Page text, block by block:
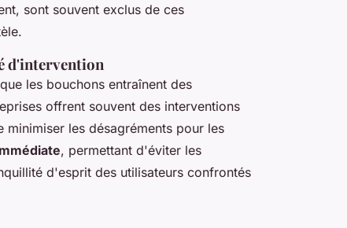
sont souvent exclus de ces
d'intervention
les bouchons entraînent des
offrent souvent des interventions
les désagréments pour les
, permettant d'éviter les
d'esprit des utilisateurs confrontés